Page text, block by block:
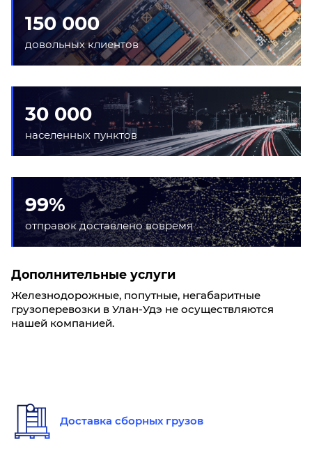
150 000
довольных клиентов
30 000
населенных пунктов
99%
отправок доставлено вовремя
Дополнительные услуги
Железнодорожные, попутные, негабаритные
грузоперевозки в Улан-Удэ не осуществляются
нашей компанией.
Доставка сборных грузов